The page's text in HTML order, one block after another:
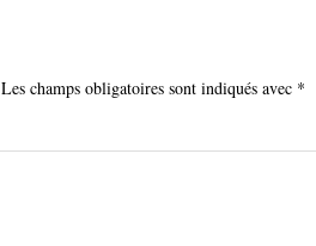
Les champs obligatoires sont indiqués avec *